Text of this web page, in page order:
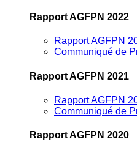
Rapport AGFPN 2022
Rapport AGFPN
Communiqué de
Rapport AGFPN 2021
Rapport AGFPN
Communiqué de
Rapport AGFPN 2020